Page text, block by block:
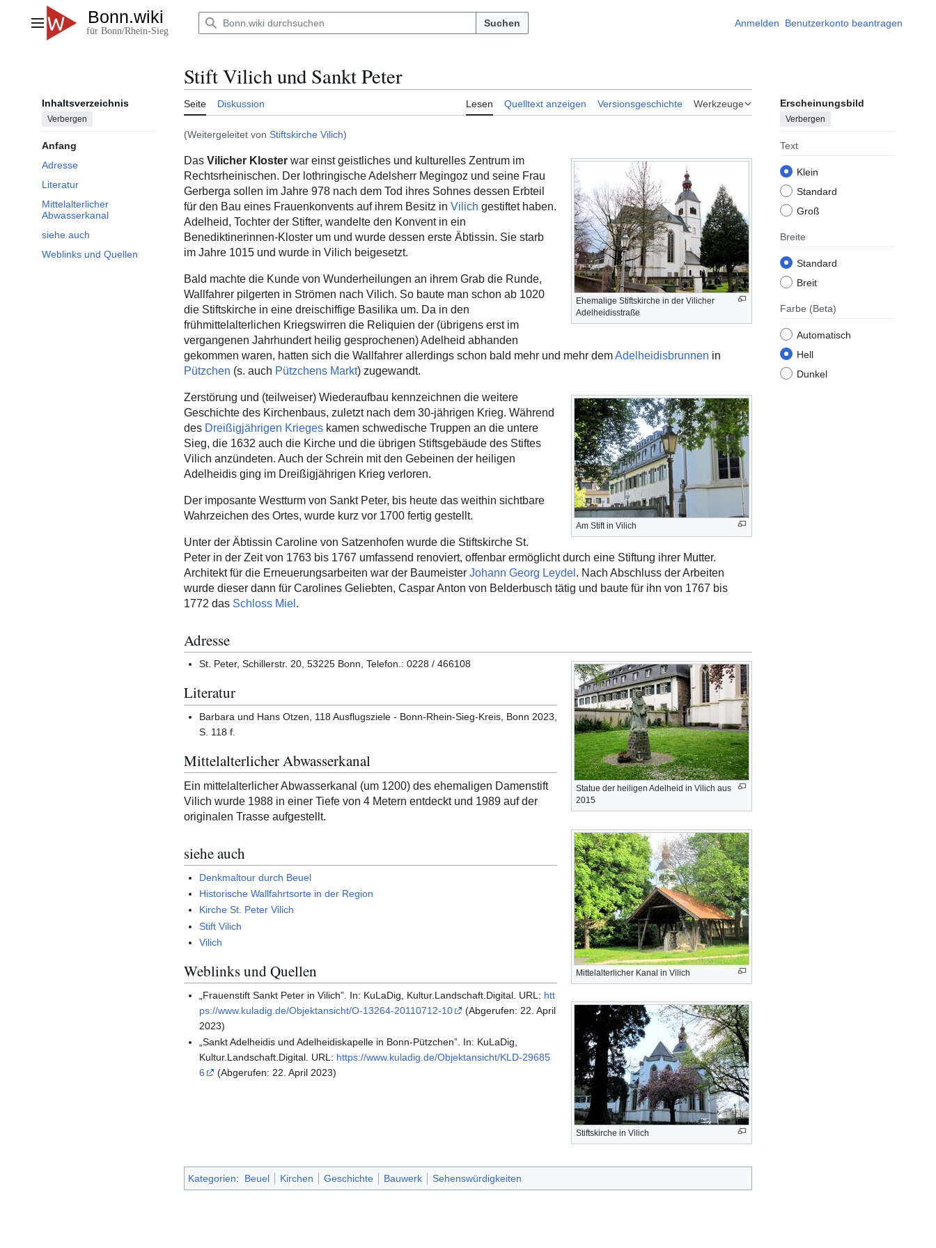
springenHauptmenü Suchen Anmelden Benutzerkonto beantragen
Inhaltsverzeichnis
Verbergen
Anfang
Adresse
Literatur
Mittelalterlicher
Abwasserkanal
siehe auch
Weblinks und Quellen
Stift Vilich und Sankt Peter
Seite Diskussion Lesen Quelltext anzeigen Versionsgeschichte Werkzeuge Erscheinungsbild
Verbergen
Text
Klein
Standard
Groß
Breite
Standard
Breit
Farbe (Beta)
Automatisch
Hell
Dunkel
(Weitergeleitet von Stiftskirche Vilich)
Ehemalige Stiftskirche in der Vilicher
Adelheidisstraße
Das Vilicher Kloster war einst geistliches und kulturelles Zentrum im
Rechtsrheinischen. Der lothringische Adelsherr Megingoz und seine Frau
Gerberga sollen im Jahre 978 nach dem Tod ihres Sohnes dessen Erbteil
für den Bau eines Frauenkonvents auf ihrem Besitz in Vilich gestiftet haben.
Adelheid, Tochter der Stifter, wandelte den Konvent in ein
Benediktinerinnen-Kloster um und wurde dessen erste Äbtissin. Sie starb
im Jahre 1015 und wurde in Vilich beigesetzt.
Bald machte die Kunde von Wunderheilungen an ihrem Grab die Runde,
Wallfahrer pilgerten in Strömen nach Vilich. So baute man schon ab 1020
die Stiftskirche in eine dreischiffige Basilika um. Da in den
frühmittelalterlichen Kriegswirren die Reliquien der (übrigens erst im
vergangenen Jahrhundert heilig gesprochenen) Adelheid abhanden
gekommen waren, hatten sich die Wallfahrer allerdings schon bald mehr und mehr demAdelheidisbrunnen in
Pützchen (s. auch Pützchens Markt) zugewandt.
Am Stift in Vilich
Zerstörung und (teilweiser) Wiederaufbau kennzeichnen die weitere
Geschichte des Kirchenbaus, zuletzt nach dem 30-jährigen Krieg. Während
des Dreißigjährigen Krieges kamen schwedische Truppen an die untere
Sieg, die 1632 auch die Kirche und die übrigen Stiftsgebäude des Stiftes
Vilich anzündeten. Auch der Schrein mit den Gebeinen der heiligen
Adelheidis ging im Dreißigjährigen Krieg verloren.
Der imposante Westturm von Sankt Peter, bis heute das weithin sichtbare
Wahrzeichen des Ortes, wurde kurz vor 1700 fertig gestellt.
Unter der Äbtissin Caroline von Satzenhofen wurde die Stiftskirche St.
Peter in der Zeit von 1763 bis 1767 umfassend renoviert, offenbar ermöglicht durch eine Stiftung ihrer Mutter.
Architekt für die Erneuerungsarbeiten war der Baumeister Johann Georg Leydel . Nach Abschluss der Arbeiten
wurde dieser dann für Carolines Geliebten, Caspar Anton von Belderbusch tätig und baute für ihn von 1767 bis
1772 das Schloss Miel .
Adresse
Statue der heiligen Adelheid in Vilich aus
2015
St. Peter, Schillerstr. 20, 53225 Bonn, Telefon.: 0228 / 466108
Literatur
Barbara und Hans Otzen, 118 Ausflugsziele - Bonn-Rhein-Sieg-Kreis, Bonn 2023,
S. 118 f.
Mittelalterlicher Abwasserkanal
Mittelalterlicher Kanal in Vilich
Ein mittelalterlicher Abwasserkanal (um 1200) des ehemaligen Damenstift
Vilich wurde 1988 in einer Tiefe von 4 Metern entdeckt und 1989 auf der
originalen Trasse aufgestellt.
siehe auch
Denkmaltour durch Beuel
Historische Wallfahrtsorte in der Region
Kirche St. Peter Vilich
Stift Vilich
Vilich
Weblinks und Quellen
Stiftskirche in Vilich
„Frauenstift Sankt Peter in Vilich”. In: KuLaDig, Kultur.Landschaft.Digital. URL: htt
ps://www.kuladig.de/Objektansicht/O-13264-20110712-10
(Abgerufen: 22. April
2023)
„Sankt Adelheidis und Adelheidiskapelle in Bonn-Pützchen”. In: KuLaDig,
Kultur.Landschaft.Digital. URL: https://www.kuladig.de/Objektansicht/KLD-29685
6
(Abgerufen: 22. April 2023)
Kategorien: Beuel Kirchen Geschichte Bauwerk Sehenswürdigkeiten